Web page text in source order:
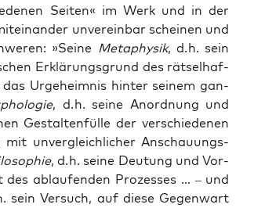
Sei­ten« im Werk und in der
unver­ein­bar schei­nen und
»Sei­ne Meta­phy­sik, d. h. sein
Erklä­rungs­grund des rät­sel­haf­
Urge­heim­nis hin­ter sei­nem gan­
, d. h. sei­ne Anord­nung und
Gestal­ten­fül­le der ver­schie­de­nen
unver­gleich­li­cher Anschau­ungs­
, d. h. sei­ne Deu­tung und Vor­
ablau­fen­den Pro­zes­ses … – und
sein Ver­such, auf die­se Gegen­wart